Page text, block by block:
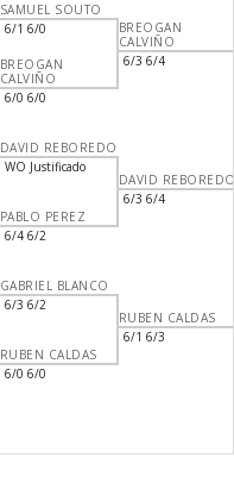
SAMUEL SOUTO
6/1 6/0
BREOGAN
CALVIÑO
6/0 6/0
DAVID REBOREDO
WO Justificado
PABLO PEREZ
6/4 6/2
GABRIEL BLANCO
6/3 6/2
RUBEN CALDAS
6/0 6/0
BREOGAN
CALVIÑO
6/3 6/4
DAVID
6/3 6/4
RUBEN CALDAS
6/1 6/3